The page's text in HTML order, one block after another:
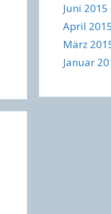
Juni 2015
April 2015
März
Januar